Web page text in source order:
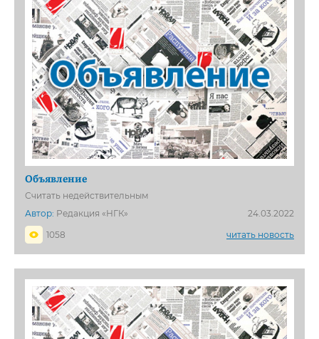
Объявление
Считать недействительным
Автор: Редакция «НГК»
24.03.2022
1058
читать новость